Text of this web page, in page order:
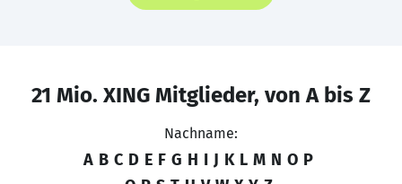
21 Mio. XING Mitglieder, von A bis Z
Nachname:
A B C D E F G H I J K L M N O P